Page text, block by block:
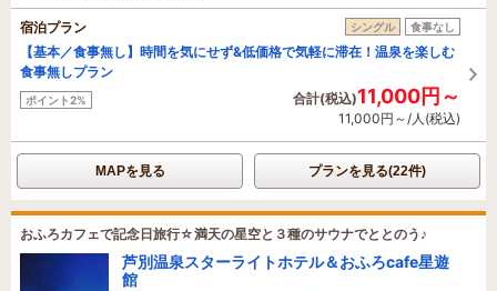
宿泊プラン シングル 食事なし
【基本／食事無し】時間を気にせず&低価格で気軽に滞在！温泉を楽しむ
食事無しプラン
ポイント2% 合計(税込)11,000円～
11,000円～/人(税込)
MAPを見る プランを見る(22件)
おふろカフェで記念日旅行☆満天の星空と３種のサウナでととのう♪
芦別温泉スターライトホテル＆おふろcafe星遊
館